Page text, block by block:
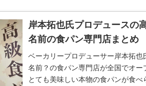
岸本拓也氏プロデュースの
名前の食パン専門店まとめ
ベーカリープロデューサー岸本拓
名前？の食パン専門店が全国でオ
とても美味しい本物の食パンが食